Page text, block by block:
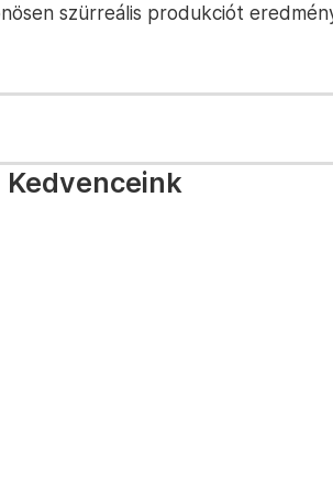
szürreális produkciót
Kedvenceink